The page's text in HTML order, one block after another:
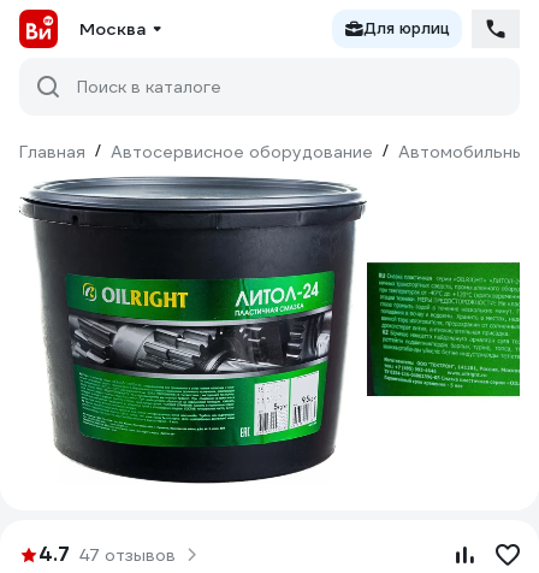
Москва Для юрлиц
Поиск в каталоге
Главная / Автосервисное оборудование / Автомобильные
4.7 47 отзывов